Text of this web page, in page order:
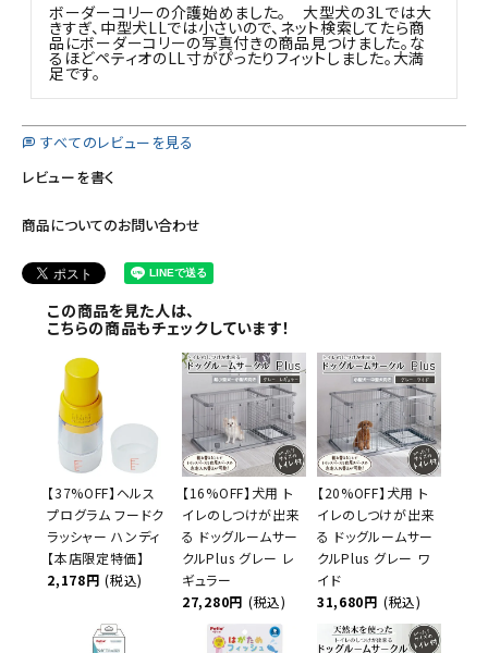
ボーダーコリーの介護始めました。　大型犬の3Lでは大
きすぎ、中型犬LLでは小さいので、ネット検索してたら商
品にボーダーコリーの写真付きの商品見つけました。な
るほどペティオのLL寸がぴったりフィットしました。大満
足です。
すべてのレビューを見る
レビューを書く
商品についてのお問い合わせ
この商品を見た人は、
こちらの商品もチェックしています！
【37%OFF】ヘルス
プログラム フードク
ラッシャー ハンディ
【本店限定特価】
2,178円 (税込)
【16%OFF】犬用 ト
イレのしつけが出来
る ドッグルームサー
クルPlus グレー レ
ギュラー
27,280円 (税込)
【20%OFF】犬用 ト
イレのしつけが出来
る ドッグルームサー
クルPlus グレー ワ
イド
31,680円 (税込)